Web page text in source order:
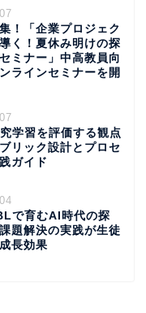
！「企業プロジェク
く！夏休み明けの探
ミナー」中高教員向
ラインセミナーを開
学習を評価する観点
リック設計とプロセ
ガイド
で育むAI時代の探
題解決の実践が生徒
長効果